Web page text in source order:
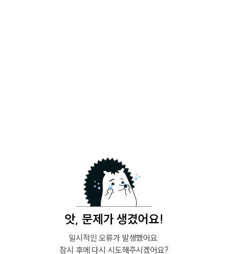
앗, 문제가 생겼어요!
일시적인 오류가 발생했어요.
잠시 후에 다시 시도해주시겠어요?